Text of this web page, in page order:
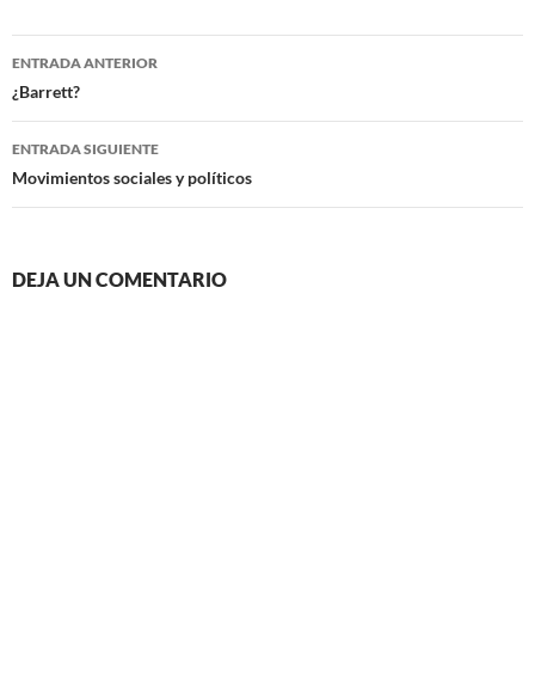
Navegación
de
entradas
ENTRADA ANTERIOR
¿Barrett?
ENTRADA SIGUIENTE
Movimientos sociales y políticos
DEJA UN COMENTARIO